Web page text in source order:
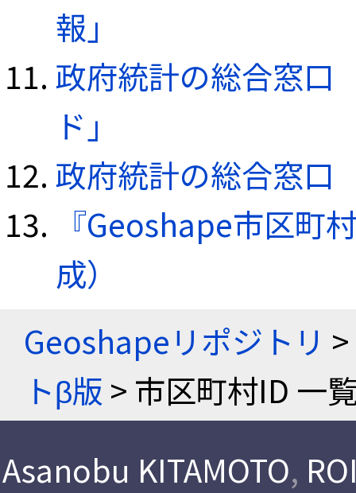
報」
政府統計の総合窓口
ド」
政府統計の総合窓口
『Geoshape市区町
成）
Geoshapeリポジトリ >
トβ版 > 市区町村ID 一
Asanobu KITAMOTO,